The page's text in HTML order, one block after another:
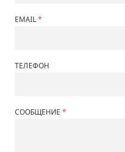
EMAIL
ТЕЛЕФОН
СООБЩЕНИЕ